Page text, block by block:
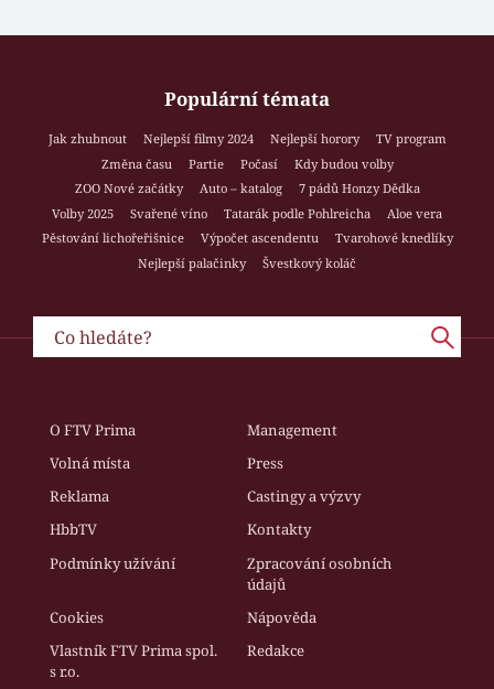
Populární témata
Jak zhubnout Nejlepší filmy 2024 Nejlepší horory
TV program
Změna času
Partie Počasí
Kdy budou volby
ZOO Nové začátky
Auto – katalog
7 pádů Honzy Dědka
Volby 2025
Svařené víno Tatarák podle Pohlreicha
Aloe vera
Pěstování lichořeřišnice
Výpočet ascendentu
Tvarohové knedlíky
Nejlepší palačinky
Švestkový koláč
O FTV Prima
Management
Volná místa
Press
Reklama
Castingy a výzvy
HbbTV
Kontakty
Podmínky užívání
Zpracování osobních
údajů
Cookies
Nápověda
Vlastník FTV Prima spol.
s r.o.
Redakce